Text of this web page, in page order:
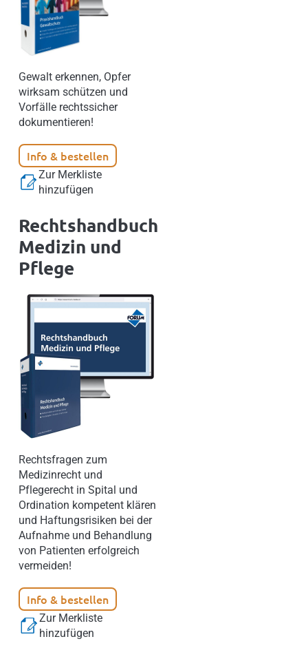
Gewalt erkennen, Opfer
wirksam schützen und
Vorfälle rechtssicher
dokumentieren!
Info & bestellen
Zur Merkliste
hinzufügen
Rechtshandbuch
Medizin und
Pflege
Rechtsfragen zum
Medizinrecht und
Pflegerecht in Spital und
Ordination kompetent klären
und Haftungsrisiken bei der
Aufnahme und Behandlung
von Patienten erfolgreich
vermeiden!
Info & bestellen
Zur Merkliste
hinzufügen